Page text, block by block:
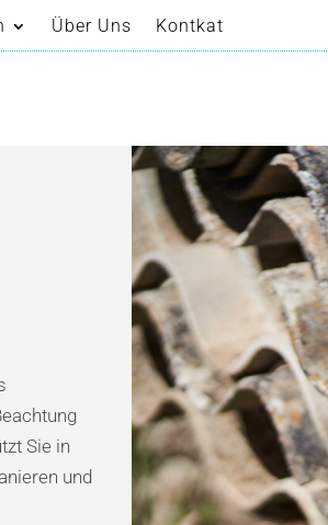
Über Uns Kontkat
Über Uns Kontkat
Sie in
und